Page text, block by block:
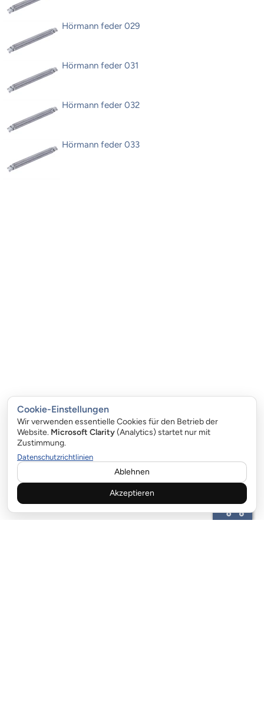
Hörmann feder 029
Hörmann feder 031
Hörmann feder 032
Hörmann feder 033
Cookie-Einstellungen
Wir verwenden essentielle Cookies für den Betrieb der
Website. Microsoft Clarity(Analytics) startet nur mit
Zustimmung.
Datenschutzrichtlinien
Ablehnen
Akzeptieren